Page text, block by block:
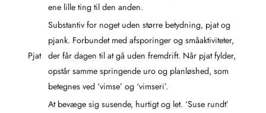
ene lille ting til den anden.
Pjat
Substantiv for noget uden større betydning, pjat og
pjank. Forbundet med afsporinger og småaktiviteter,
der får dagen til at gå uden fremdrift. Når pjat fylder,
opstår samme springende uro og planløshed, som
betegnes ved ‘vimse’ og ‘vimseri’.
At bevæge sig susende, hurtigt og let. ‘Suse rundt’